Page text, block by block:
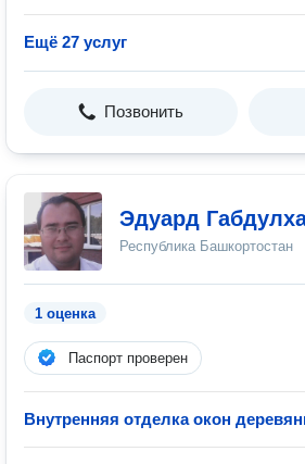
Ещё 27 услуг
Позвонить
Эдуард
Республика Башкортостан
1 оценка
Паспорт проверен
Внутренняя отделка окон